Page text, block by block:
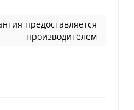
предоставляется
производителем